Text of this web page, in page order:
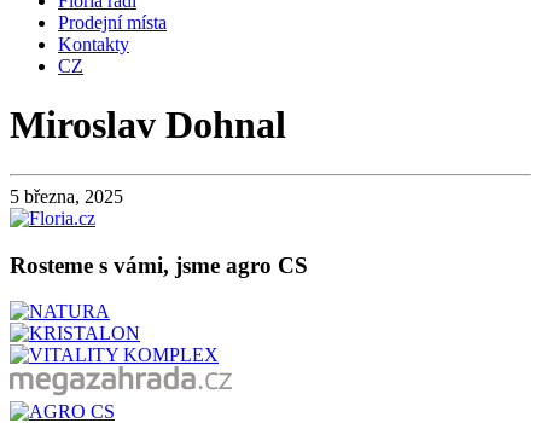
Prodejní místa
Kontakty
CZ
Miroslav Dohnal
5 března, 2025
Rosteme s vámi, jsme agro CS